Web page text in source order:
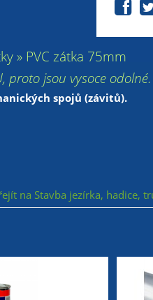
» PVC zátka 75mm
proto jsou vysoce odolné.
spojů (závitů).
na Stavba jezírka, hadice,